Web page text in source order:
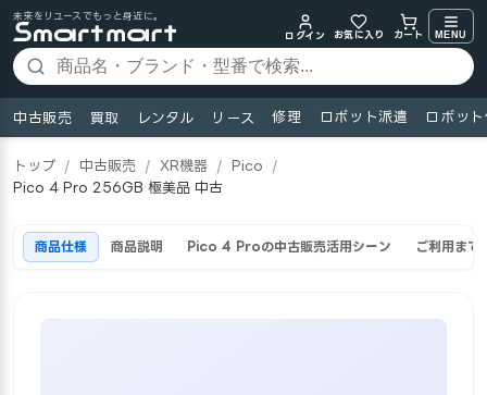
未来をリユースでもっと身近に。
ログイン
お気に入り カート MENU
中古販売 買取 レンタル リース 修理 ロボット派遣 ロボッ
トップ / 中古販売 / XR機器 / Pico
/
Pico 4 Pro 256GB 極美品 中古
商品仕様 商品説明 Pico 4 Proの中古販売活用シーン ご利用まで